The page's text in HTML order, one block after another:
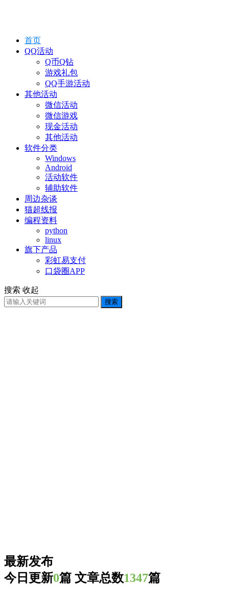
首页
QQ活动
Q币Q钻
游戏礼包
QQ手游活动
其他活动
微信活动
微信游戏
现金活动
其他活动
软件分类
Windows
Android
活动软件
辅助软件
周边杂谈
猫超线报
编程资料
python
linux
旗下产品
彩虹易支付
口袋圈APP
搜索 收起
搜索
最新发布
今日更新0篇 文章总数1347篇